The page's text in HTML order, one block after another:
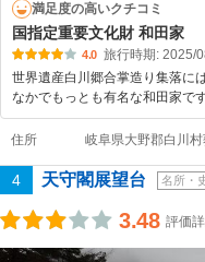
満足度の高いクチコミ
国指定重要文化財 和田家
4.0 旅行時期: 2025/
世界遺産白川郷合掌造り集落に
なかでもっとも有名な和田家で
住所 岐阜県大野郡白川
4 天守閣展望台 名所・
3.48 評価